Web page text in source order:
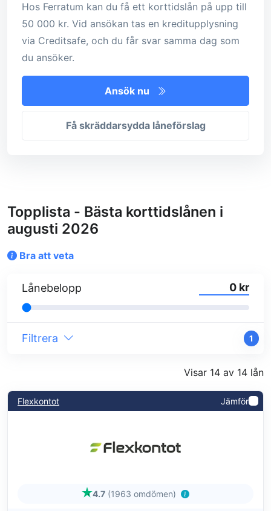
Hos Ferratum kan du få ett korttidslån på upp till
50 000 kr. Vid ansökan tas en kreditupplysning
via Creditsafe, och du får svar samma dag som
du ansöker.
Ansök nu
Få skräddarsydda låneförslag
Topplista - Bästa korttidslånen i
augusti 2026
Bra att veta
Lånebelopp kr
Filtrera 1
Visar 14 av 14 lån
Flexkontot Jämför
4.7 (1963 omdömen)